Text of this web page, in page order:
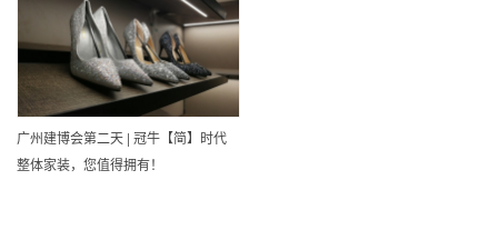
广州建博会第二天 | 冠牛【简】时代
整体家装，您值得拥有！